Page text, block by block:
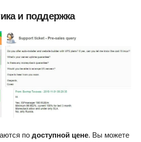
и поддержка
по доступной цене. Вы можете